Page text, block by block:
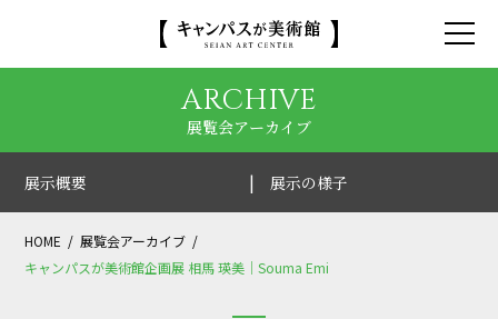
ARCHIVE
展覧会アーカイブ
展示概要 展示の様子
HOME
展覧会アーカイブ
キャンパスが美術館企画展 相馬 瑛美｜Souma Emi